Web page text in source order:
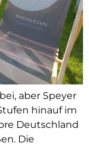
aber Speyer
hinauf im
Deutschland
Die